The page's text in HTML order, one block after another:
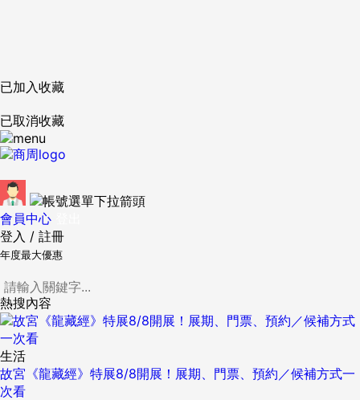
已加入收藏
已取消收藏
會員中心
登入 / 註冊
年度最大優惠
熱搜內容
生活
故宮《龍藏經》特展8/8開展！展期、門票、預約／候補方式一
次看